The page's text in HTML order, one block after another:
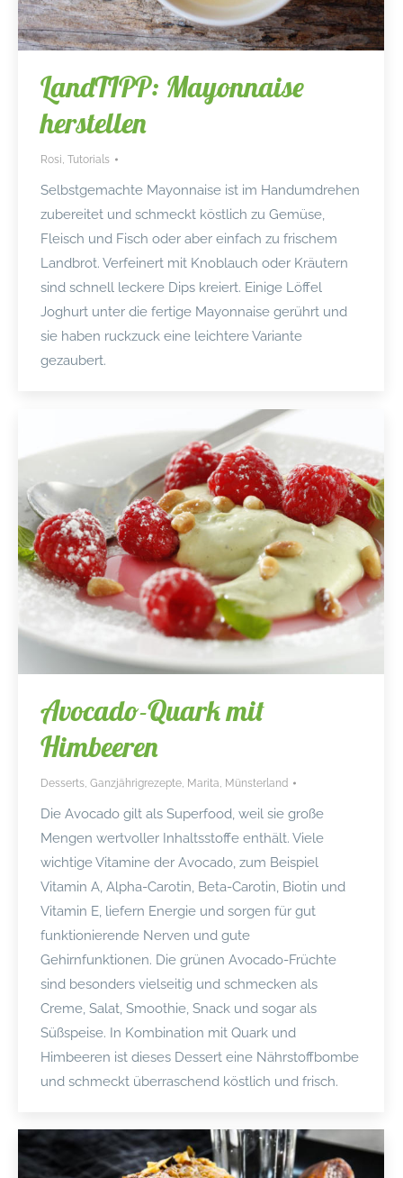
LandTIPP: Mayonnaise
herstellen
Rosi Tutorials
Selbstgemachte Mayonnaise ist im Handumdrehen
zubereitet und schmeckt köstlich zu Gemüse,
Fleisch und Fisch oder aber einfach zu frischem
Landbrot. Verfeinert mit Knoblauch oder Kräutern
sind schnell leckere Dips kreiert. Einige Löffel
Joghurt unter die fertige Mayonnaise gerührt und
sie haben ruckzuck eine leichtere Variante
gezaubert.
Avocado-Quark mit
Himbeeren
Desserts Ganzjährigrezepte Marita Münsterland
Die Avocado gilt als Superfood, weil sie große
Mengen wertvoller Inhaltsstoffe enthält. Viele
wichtige Vitamine der Avocado, zum Beispiel
Vitamin A, Alpha-Carotin, Beta-Carotin, Biotin und
Vitamin E, liefern Energie und sorgen für gut
funktionierende Nerven und gute
Gehirnfunktionen. Die grünen Avocado-Früchte
sind besonders vielseitig und schmecken als
Creme, Salat, Smoothie, Snack und sogar als
Süßspeise. In Kombination mit Quark und
Himbeeren ist dieses Dessert eine Nährstoffbombe
und schmeckt überraschend köstlich und frisch.